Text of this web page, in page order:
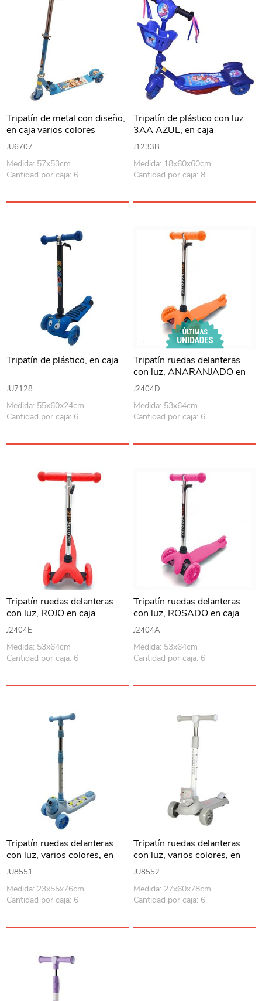
Tripatín de metal con diseño,
en caja varios colores
JU6707
Medida: 57x53cm
Cantidad por caja: 6
Tripatín de plástico con luz
3AA AZUL, en caja
J1233B
Medida: 18x60x60cm
Cantidad por caja: 8
Tripatín de plástico, en caja
JU7128
Medida: 55x60x24cm
Cantidad por caja: 6
Tripatín ruedas delanteras
con luz, ANARANJADO en
caja
J2404D
Medida: 53x64cm
Cantidad por caja: 6
Tripatín ruedas delanteras
con luz, ROJO en caja
J2404E
Medida: 53x64cm
Cantidad por caja: 6
Tripatín ruedas delanteras
con luz, ROSADO en caja
J2404A
Medida: 53x64cm
Cantidad por caja: 6
Tripatín ruedas delanteras
con luz, varios colores, en
caja
JU8551
Medida: 23x55x76cm
Cantidad por caja: 6
Tripatín ruedas delanteras
con luz, varios colores, en
caja
JU8552
Medida: 27x60x78cm
Cantidad por caja: 6